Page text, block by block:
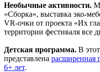
Необычные активности.
«Сборка», выставка эко-
VR-очки от проекта «Их
территории фестиваля все
Детская программа. В
представлена расширенная
6+ лет.